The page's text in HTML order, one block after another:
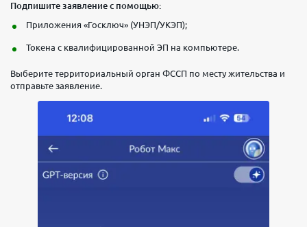
Подпишите заявление с помощью:
Приложения «Госключ» (УНЭП/УКЭП);
Токена с квалифицированной ЭП на компьютере.
Выберите территориальный орган ФССП по месту жительства и
отправьте заявление.